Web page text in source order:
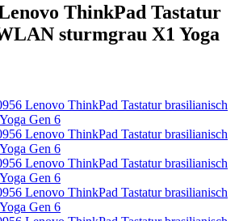
ThinkPad Tastatur
sturmgrau X1 Yoga